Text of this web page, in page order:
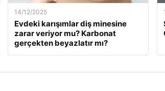
14/12/2025
Evdeki karışımlar diş minesine
zarar veriyor mu? Karbonat
gerçekten beyazlatır mı?